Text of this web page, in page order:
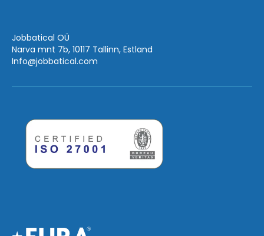
Jobbatical OÜ
Narva mnt 7b, 10117 Tallinn, Estland
Info@jobbatical.com